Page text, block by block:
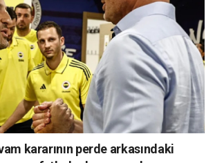
kararının perde arkasındaki